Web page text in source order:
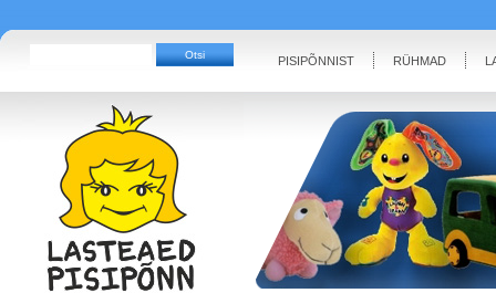
PISIPÕNNIST RÜHMAD